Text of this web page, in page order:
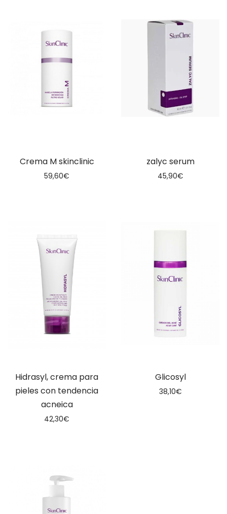
Crema M skinclinic
59,60€
zalyc serum
45,90€
Hidrasyl, crema para
pieles con tendencia
acneica
42,30€
Glicosyl
38,10€